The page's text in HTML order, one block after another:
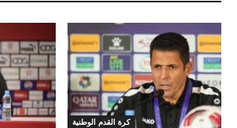
كرة القدم الوطنية